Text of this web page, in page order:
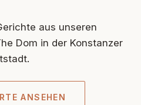
aus unseren
Dom in der Konstanzer
ANSEHEN